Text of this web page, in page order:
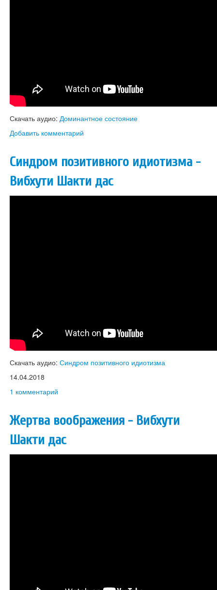
Скачать аудио: Доминантное состояние
Добавить комментарий
Синдром позитивного идиотизма -
Вибхути Шакти дас
Скачать аудио: Синдром позитивного идиотизма
14.04.2018
1 комментарий
Жертва воображения - Вибхути
Шакти дас